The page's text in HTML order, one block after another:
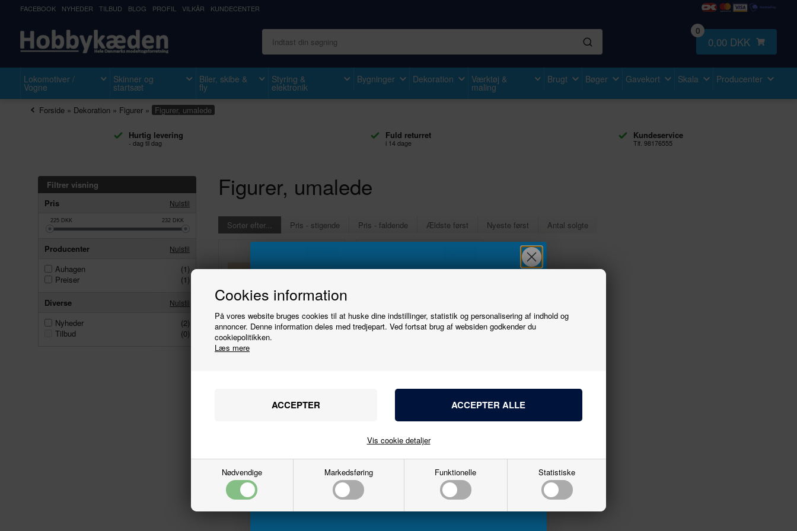
Cookies information
På vores website bruges cookies til at huske dine indstillinger, statistik og personalisering af indhold og
annoncer. Denne information deles med tredjepart. Ved fortsat brug af websiden godkender du
cookiepolitikken.
Læs mere
Nødvendige Markedsføring Funktionelle Statistiske
Vis cookie detaljer
FACEBOOK NYHEDER TILBUD BLOG PROFIL VILKÅR KUNDECENTER
0
0,00 DKK
Lokomotiver /
Vogne
Skinner og
startsæt
Biler, skibe &
fly
Styring &
elektronik
Bygninger Dekoration Værktøj &
maling
Brugt Bøger Gavekort Skala Producenter
Forside» Dekoration » Figurer» Figurer, umalede
Hurtig levering
- dag til dag
Fuld returret
i 14 dage
Kundeservice
Tlf. 98176555
Filtrer visning
Pris
Nulstil
225DKK 232DKK
Producenter Nulstil
Auhagen
(1)
Preiser
(1)
Diverse Nulstil
Nyheder
(2)
Tilbud
(0)
Figurer, umalede
Sorter efter... Pris - stigende Pris - faldende Ældste først Nyeste først Antal solgte
figures
På lager
nyhedsbrevet